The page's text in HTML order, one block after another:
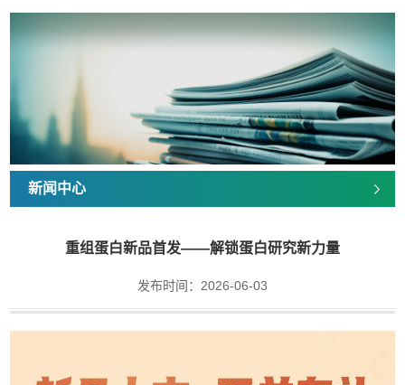
新闻中心
重组蛋白新品首发——解锁蛋白研究新力量
发布时间：2026-06-03